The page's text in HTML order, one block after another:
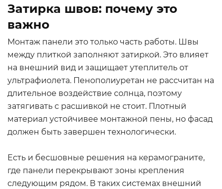
Затирка швов: почему это
важно
Монтаж панели это только часть работы. Швы
между плиткой заполняют затиркой. Это влияет
на внешний вид и защищает утеплитель от
ультрафиолета. Пенополиуретан не рассчитан на
длительное воздействие солнца, поэтому
затягивать с расшивкой не стоит. Плотный
материал устойчивее монтажной пены, но фасад
должен быть завершен технологически.
Есть и бесшовные решения на керамограните,
где панели перекрывают зоны крепления
следующим рядом. В таких системах внешний